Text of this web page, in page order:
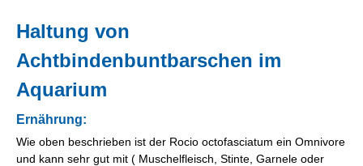
Haltung von
Achtbindenbuntbarschen im
Aquarium
Ernährung:
Wie oben beschrieben ist der Rocio octofasciatum ein Omnivore
und kann sehr gut mit ( Muschelfleisch, Stinte, Garnele oder